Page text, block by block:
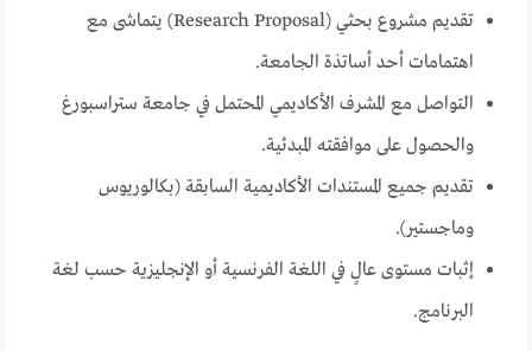
تقديم مشروع بحثي (Research Proposal) يتماشى مع
اهتمامات أحد أساتذة الجامعة.
التواصل مع المشرف الأكاديمي المحتمل في جامعة ستراسبورغ
والحصول على موافقته المبدئية.
تقديم جميع المستندات الأكاديمية السابقة (بكالوريوس
وماجستير).
إثبات مستوى عالٍ في اللغة الفرنسية أو الإنجليزية حسب لغة
البرنامج.